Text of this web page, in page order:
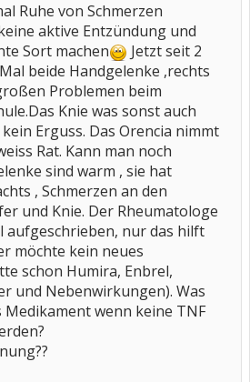
Ruhe von Schmerzen
aktive Entzündung und
Sort machen
Jetzt seit 2
beide Handgelenke ,rechts
Problemen beim
Knie was sonst auch
Erguss. Das Orencia nimmt
Rat. Kann man noch
sind warm , sie hat
, Schmerzen an den
und Knie. Der Rheumatologe
aufgeschrieben, nur das hilft
möchte kein neues
schon Humira, Enbrel,
und Nebenwirkungen). Was
Medikament wenn keine TNF